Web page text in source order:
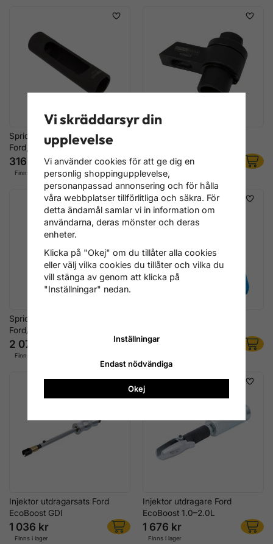
Spridarhylsa 22 mm för BMW,
Ford, Mercedes & VAG
316 kr
Finns i lager
276 kr
Finns i lager
Spridarurdragare
Ford/Volvo/Lincoln EcoBoost
2 076 kr
Finns i lager
2 396 kr
Injektor utdragarsats Ford
EcoBoost GDI
1 036 kr
Finns i lager
Injektor utdragare Ford
EcoBoost 1.0–2.0L
1 676 kr
Finns i lager
Vi skräddarsyr din
upplevelse
Vi använder cookies för att ge dig en
personlig shoppingupplevelse,
personanpassad annonsering och för hålla
våra webbplatser tillförlitliga och säkra. För
detta ändamål samlar vi in information om
användarna, deras mönster och deras
enheter.
Klicka på "Okej" om du tillåter alla cookies
eller välj vilka cookies du tillåter och vilka du
vill stänga av genom att klicka på
"Inställningar" nedan.
Inställningar
Endast nödvändiga
Okej